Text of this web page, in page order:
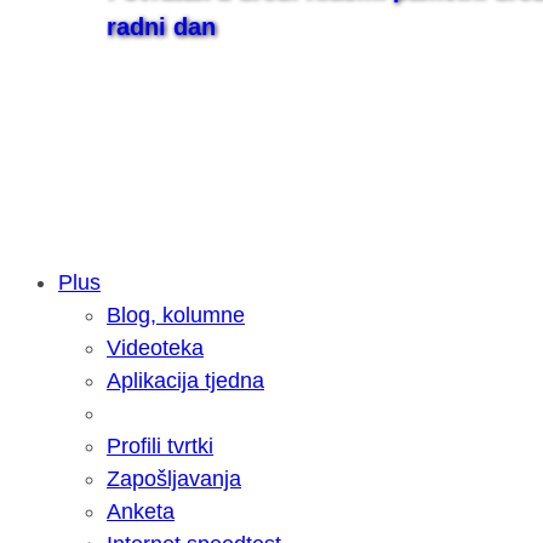
radni dan
Samsung otkrio kako je nastajala
razvoja donijelo tanje i izdržljivije
Plus
Blog, kolumne
Videoteka
Aplikacija tjedna
Profili tvrtki
Zapošljavanja
Anketa